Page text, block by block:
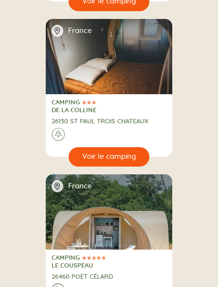
📍 France
3 Étoiles
CAMPING
CAMPING
DE LA COLLINE
26130 ST PAUL TROIS CHATEAUX
A la campagne
🌲
📍 France
5 Étoiles
CAMPING
CAMPING
LE COUSPEAU
26460 POËT CÉLARD